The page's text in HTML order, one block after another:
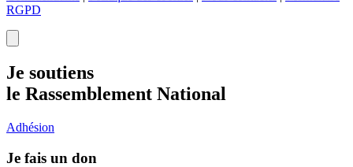
RGPD
Je soutiens
le Rassemblement National
Adhésion
Je fais un don